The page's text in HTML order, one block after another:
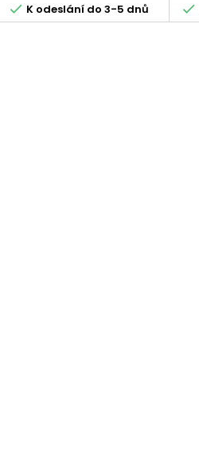
 K odeslání do 3-5 dnů 